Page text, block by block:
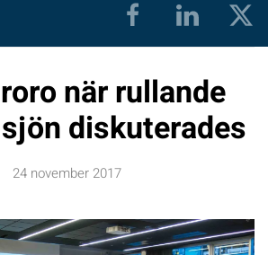
när rullande
diskuterades
24 november 2017